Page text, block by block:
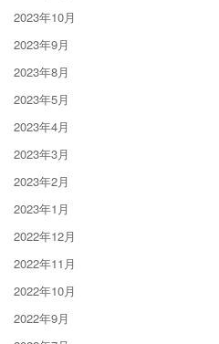
2023年10月
2023年9月
2023年8月
2023年5月
2023年4月
2023年3月
2023年2月
2023年1月
2022年12月
2022年11月
2022年10月
2022年9月